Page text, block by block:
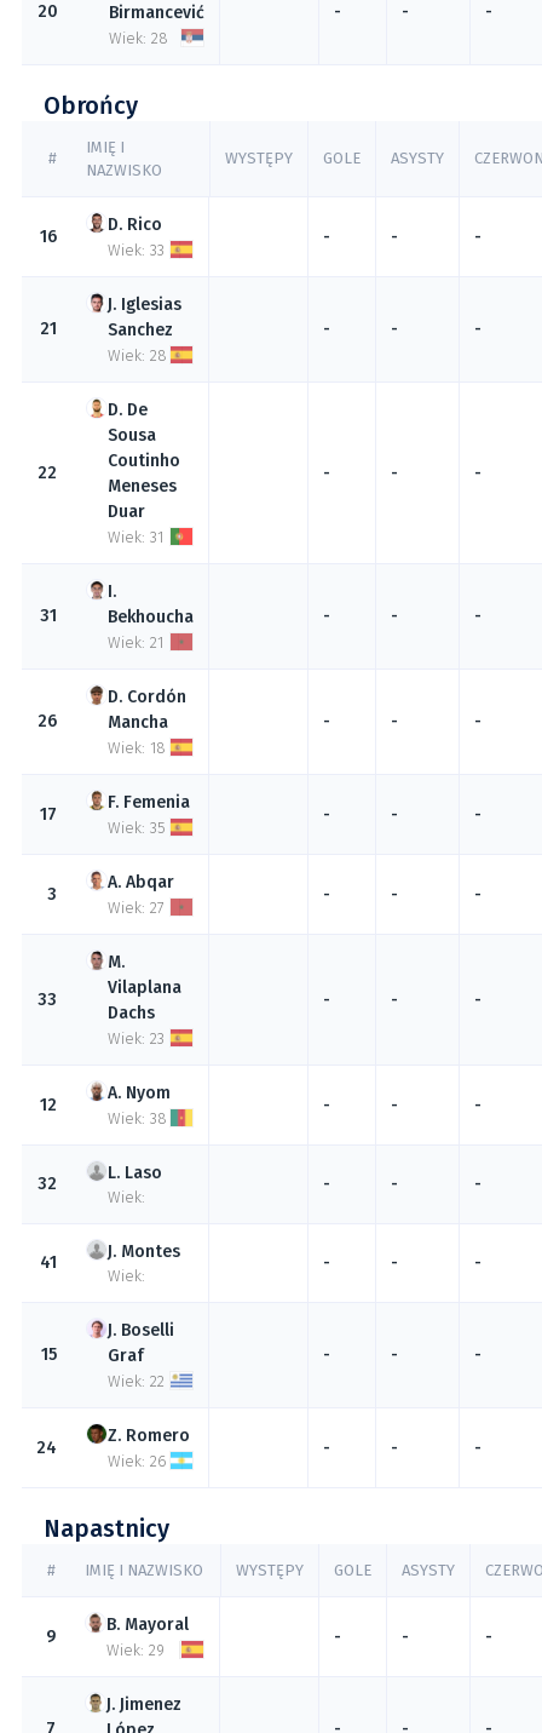
20 Birmancević
Wiek: 28
- - -
Obrońcy
#
IMIĘ I
NAZWISKO
WYSTĘPY GOLE ASYSTY
16
Rico
Wiek: 33
- - -
21
Iglesias
Sanchez
Wiek: 28
- - -
22
De
Sousa
Coutinho
Meneses
Duar
Wiek: 31
- - -
31 Bekhoucha
Wiek: 21
- - -
26
Cordón
Mancha
Wiek: 18
- - -
17
Femenia
Wiek: 35
- - -
3
Abqar
Wiek: 27
- - -
33
Vilaplana
Dachs
Wiek: 23
- - -
12
Nyom
Wiek: 38
- - -
32
Laso
Wiek:
- - -
41
Montes
Wiek:
- - -
15
Boselli
Graf
Wiek: 22
- - -
24
Romero
Wiek: 26
- - -
Napastnicy
# IMIĘ I NAZWISKO WYSTĘPY GOLE ASYSTY
9
Mayoral
Wiek: 29
- - -
7
Jimenez
- - -